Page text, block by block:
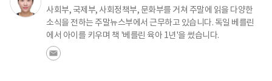
사회부, 국제부, 사회정책부, 문화부를 거쳐 주말에 읽을 다양한
소식을 전하는 주말뉴스부에서 근무하고 있습니다. 독일 베를린
에서 아이를 키우며 책 '베를린 육아 1년'을 썼습니다.